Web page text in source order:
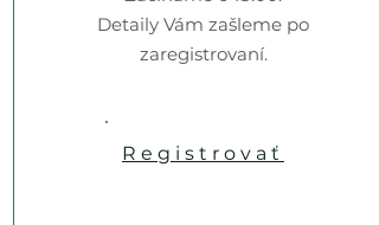
Detaily Vám zašleme po
zaregistrovaní.
Registrovať